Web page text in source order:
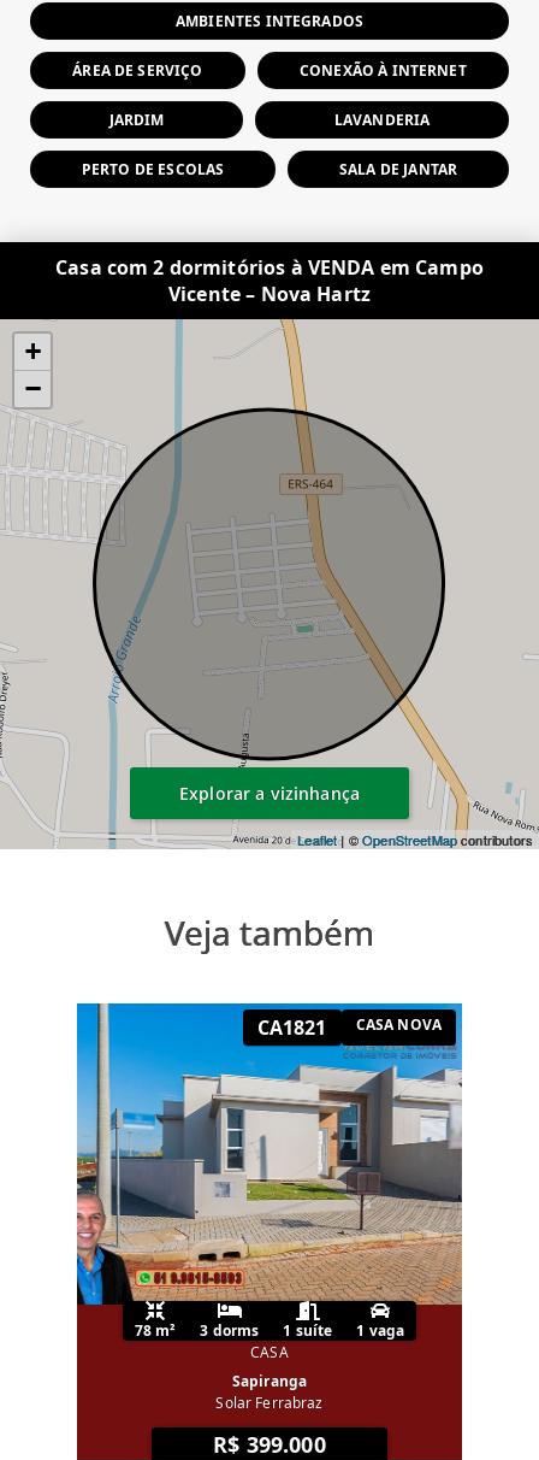
AMBIENTES INTEGRADOS
ÁREA DE SERVIÇO CONEXÃO À INTERNET
JARDIM LAVANDERIA
PERTO DE ESCOLAS SALA DE JANTAR
Casa com 2 dormitórios à VENDA em Campo
Vicente – Nova Hartz
+
−
Leaflet| ©OpenStreetMapcontributors
Explorar a vizinhança
Veja também
CA1821 CASA NOVA
78 m² 3 dorms 1 suíte
1 vaga
CASA
Sapiranga
Solar Ferrabraz
R$ 399.000